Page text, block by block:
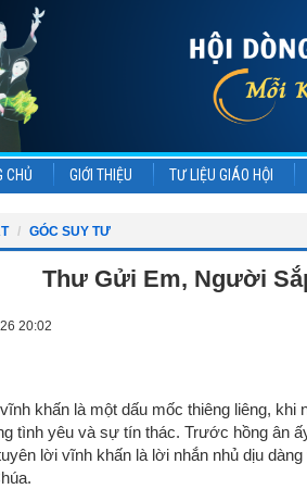
CHỦ GIỚI THIỆU TƯ LIỆU GIÁO HỘI
GÓC SUY TƯ
Thư Gửi Em, Người
20:02
khấn là một dấu mốc thiêng liêng,
tình yêu và sự tín thác. Trước hồng ân
lời vĩnh khấn là lời nhắn nhủ dịu